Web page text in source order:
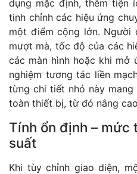
dụng mặc định, thêm tiện
tinh chỉnh các hiệu ứng
một điểm cộng lớn. Người
mượt mà, tốc độ của các
các màn hình hoặc khi mở
nghiệm tương tác liền
từng chi tiết nhỏ này
toàn thiết bị, từ đó nâng
Tính ổn định – mức
suất
Khi tùy chỉnh giao diện,